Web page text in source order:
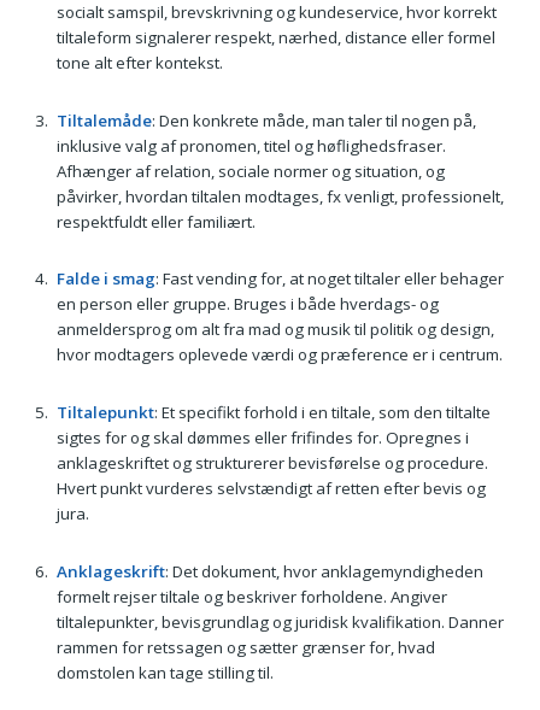
socialt samspil, brevskrivning og kundeservice, hvor korrekt
tiltaleform signalerer respekt, nærhed, distance eller formel
tone alt efter kontekst.
Tiltalemåde: Den konkrete måde, man taler til nogen på,
inklusive valg af pronomen, titel og høflighedsfraser.
Afhænger af relation, sociale normer og situation, og
påvirker, hvordan tiltalen modtages, fx venligt, professionelt,
respektfuldt eller familiært.
Falde i smag: Fast vending for, at noget tiltaler eller behager
en person eller gruppe. Bruges i både hverdags- og
anmeldersprog om alt fra mad og musik til politik og design,
hvor modtagers oplevede værdi og præference er i centrum.
Tiltalepunkt: Et specifikt forhold i en tiltale, som den tiltalte
sigtes for og skal dømmes eller frifindes for. Opregnes i
anklageskriftet og strukturerer bevisførelse og procedure.
Hvert punkt vurderes selvstændigt af retten efter bevis og
jura.
Anklageskrift: Det dokument, hvor anklagemyndigheden
formelt rejser tiltale og beskriver forholdene. Angiver
tiltalepunkter, bevisgrundlag og juridisk kvalifikation. Danner
rammen for retssagen og sætter grænser for, hvad
domstolen kan tage stilling til.